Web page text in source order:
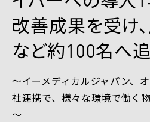
改善成果を受け
など約100名へ
～イーメディカルジャパン、
社連携で、様々な環境で働く
～